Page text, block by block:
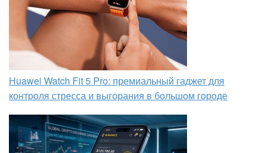
Huawei Watch Fit 5 Pro: премиальный гаджет для
контроля стресса и выгорания в большом городе